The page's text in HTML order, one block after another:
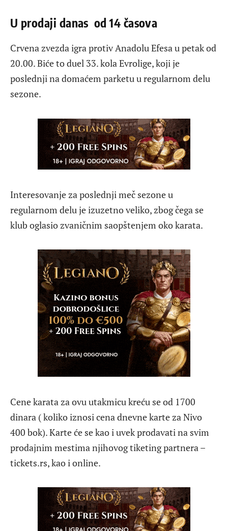
U prodaji danas od 14 časova
Crvena zvezda igra protiv Anadolu Efesa u petak od
20.00. Biće to duel 33. kola Evrolige, koji je
poslednji na domaćem parketu u regularnom delu
sezone.
Interesovanje za poslednji meč sezone u
regularnom delu je izuzetno veliko, zbog čega se
klub oglasio zvaničnim saopštenjem oko karata.
Cene karata za ovu utakmicu kreću se od 1700
dinara ( koliko iznosi cena dnevne karte za Nivo
400 bok). Karte će se kao i uvek prodavati na svim
prodajnim mestima njihovog tiketing partnera –
tickets.rs, kao i online.